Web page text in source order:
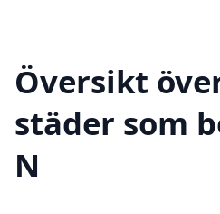
Översikt
städer som
N